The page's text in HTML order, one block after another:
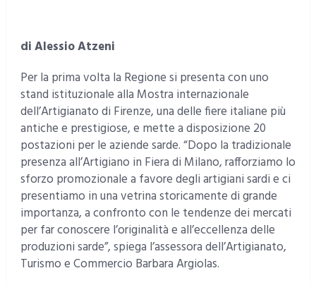
di Alessio Atzeni
Per la prima volta la Regione si presenta con uno
stand istituzionale alla Mostra internazionale
dell’Artigianato di Firenze, una delle fiere italiane più
antiche e prestigiose, e mette a disposizione 20
postazioni per le aziende sarde. “Dopo la tradizionale
presenza all’Artigiano in Fiera di Milano, rafforziamo lo
sforzo promozionale a favore degli artigiani sardi e ci
presentiamo in una vetrina storicamente di grande
importanza, a confronto con le tendenze dei mercati
per far conoscere l’originalità e all’eccellenza delle
produzioni sarde”, spiega l’assessora dell’Artigianato,
Turismo e Commercio Barbara Argiolas.